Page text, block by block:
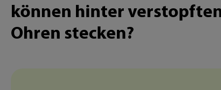
können hinter
Ohren stecken?